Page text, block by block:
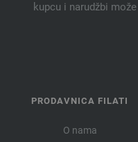
kupcu i narudžbi
PRODAVNICA FILATI
O nama